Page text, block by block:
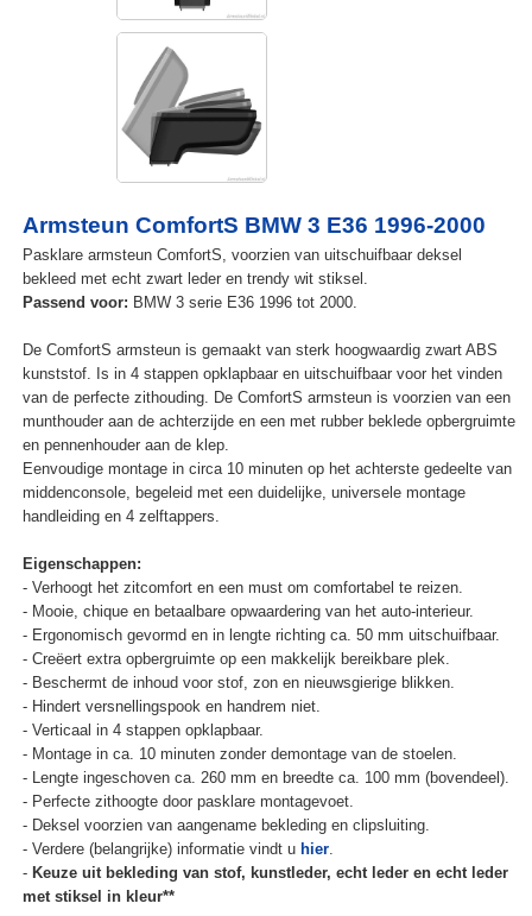
Armsteun ComfortS BMW 3 E36 1996-2000
Pasklare armsteun ComfortS, voorzien van uitschuifbaar deksel
bekleed met echt zwart leder en trendy wit stiksel.
Passend voor: BMW 3 serie E36 1996 tot 2000.
De ComfortS armsteun is gemaakt van sterk hoogwaardig zwart ABS
kunststof. Is in 4 stappen opklapbaar en uitschuifbaar voor het vinden
van de perfecte zithouding. De ComfortS armsteun is voorzien van een
munthouder aan de achterzijde en een met rubber beklede opbergruimte
en pennenhouder aan de klep.
Eenvoudige montage in circa 10 minuten op het achterste gedeelte van
middenconsole, begeleid met een duidelijke, universele montage
handleiding en 4 zelftappers.
Eigenschappen:
- Verhoogt het zitcomfort en een must om comfortabel te reizen.
- Mooie, chique en betaalbare opwaardering van het auto-interieur.
- Ergonomisch gevormd en in lengte richting ca. 50 mm uitschuifbaar.
- Creëert extra opbergruimte op een makkelijk bereikbare plek.
- Beschermt de inhoud voor stof, zon en nieuwsgierige blikken.
- Hindert versnellingspook en handrem niet.
- Verticaal in 4 stappen opklapbaar.
- Montage in ca. 10 minuten zonder demontage van de stoelen.
- Lengte ingeschoven ca. 260 mm en breedte ca. 100 mm (bovendeel).
- Perfecte zithoogte door pasklare montagevoet.
- Deksel voorzien van aangename bekleding en clipsluiting.
- Verdere (belangrijke) informatie vindt u hier.
- Keuze uit bekleding van stof, kunstleder, echt leder en echt leder
met stiksel in kleur**